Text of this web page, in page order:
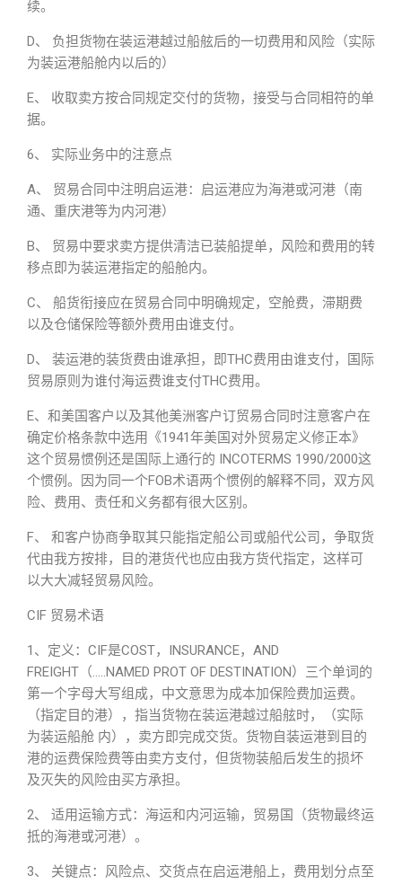
续。
D、 负担货物在装运港越过船舷后的一切费用和风险（实际
为装运港船舱内以后的）
E、 收取卖方按合同规定交付的货物，接受与合同相符的单
据。
6、 实际业务中的注意点
A、 贸易合同中注明启运港：启运港应为海港或河港（南
通、重庆港等为内河港）
B、 贸易中要求卖方提供清洁已装船提单，风险和费用的转
移点即为装运港指定的船舱内。
C、 船货衔接应在贸易合同中明确规定，空舱费，滞期费
以及仓储保险等额外费用由谁支付。
D、 装运港的装货费由谁承担，即THC费用由谁支付，国际
贸易原则为谁付海运费谁支付THC费用。
E、和美国客户以及其他美洲客户订贸易合同时注意客户在
确定价格条款中选用《1941年美国对外贸易定义修正本》
这个贸易惯例还是国际上通行的 INCOTERMS 1990/2000这
个惯例。因为同一个FOB术语两个惯例的解释不同，双方风
险、费用、责任和义务都有很大区别。
F、 和客户协商争取其只能指定船公司或船代公司，争取货
代由我方按排，目的港货代也应由我方货代指定，这样可
以大大减轻贸易风险。
CIF 贸易术语
1、定义：CIF是COST，INSURANCE，AND
FREIGHT（…..NAMED PROT OF DESTINATION）三个单词的
第一个字母大写组成，中文意思为成本加保险费加运费。
（指定目的港），指当货物在装运港越过船舷时，（实际
为装运船舱 内），卖方即完成交货。货物自装运港到目的
港的运费保险费等由卖方支付，但货物装船后发生的损坏
及灭失的风险由买方承担。
2、 适用运输方式：海运和内河运输，贸易国（货物最终运
抵的海港或河港）。
3、 关键点：风险点、交货点在启运港船上，费用划分点至